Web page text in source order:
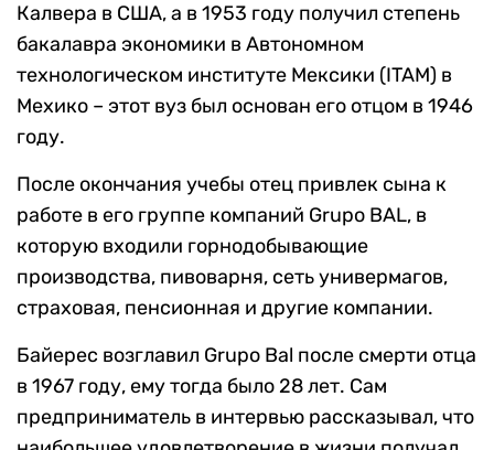
Калвера в США, а в 1953 году получил степень
бакалавра экономики в Автономном
технологическом институте Мексики (ITAM) в
Мехико – этот вуз был основан его отцом в 1946
году.
После окончания учебы отец привлек сына к
работе в его группе компаний Grupo BAL, в
которую входили горнодобывающие
производства, пивоварня, сеть универмагов,
страховая, пенсионная и другие компании.
Байерес возглавил Grupo Bal после смерти отца
в 1967 году, ему тогда было 28 лет. Сам
предприниматель в интервью рассказывал, что